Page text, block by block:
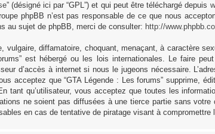
” (désigné ici par “GPL”) et qui peut être téléchargé depuis
phpBB n’est pas responsable de ce que nous
au sujet de phpBB, merci de consulter: http://
diffamatoire, choquant, menaçant, à caractère
est hébergé ou les lois internationales. Le faire
d’accès à internet si nous le jugeons nécessaire.
acceptez que “GTA Légende : Les forums” supprime,
tant qu’utilisateur, vous acceptez que toutes les
ne soient pas diffusées à une tierce partie sans votre
en cas de tentative de piratage visant à compromettre